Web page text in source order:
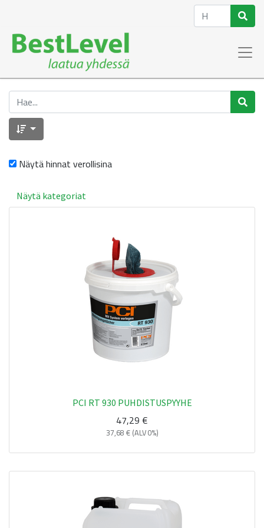
Näytä hinnat verollisina
Näytä kategoriat
PCI RT 930 PUHDISTUSPYYHE
47,29 €
37,68 € (ALV 0%)